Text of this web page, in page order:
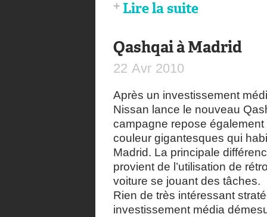
Lire la suite
Qashqai à Madrid
22 Avr 2010
Après un investissement
Nissan lance le nouveau
campagne repose
couleur gigantesques qui
Madrid. La principale
provient de l’utilisation de
voiture se jouant des tâches.
Rien de très intéressant
investissement média